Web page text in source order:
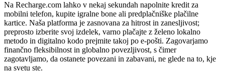
Na Recharge.com lahko v nekaj sekundah napolnite kredit za
mobilni telefon, kupite igralne bone ali predplačniške plačilne
kartice. Naša platforma je zasnovana za hitrost in zanesljivost;
preprosto izberite svoj izdelek, varno plačajte z želeno lokalno
metodo in digitalno kodo prejmite takoj po e-pošti. Zagovarjamo
finančno fleksibilnost in globalno povezljivost, s čimer
zagotavljamo, da ostanete povezani in zabavani, ne glede na to, kje
na svetu ste.